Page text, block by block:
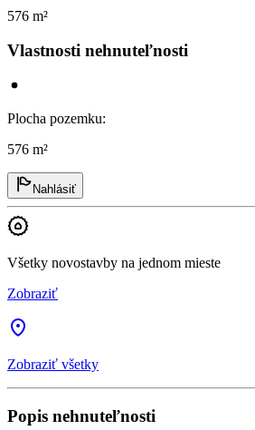
576 m²
Vlastnosti nehnuteľnosti
Plocha pozemku:
576 m²
Nahlásiť
Všetky novostavby na jednom mieste
Zobraziť
Zobraziť všetky
Popis nehnuteľnosti